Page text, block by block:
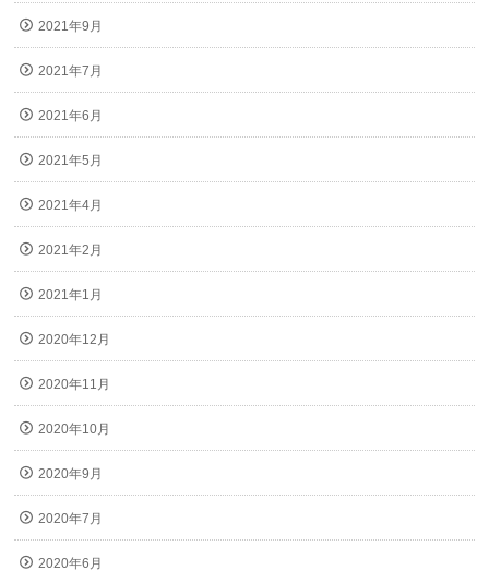
2021年9月
2021年7月
2021年6月
2021年5月
2021年4月
2021年2月
2021年1月
2020年12月
2020年11月
2020年10月
2020年9月
2020年7月
2020年6月